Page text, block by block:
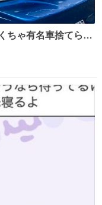
ちゃ有名車捨てられ
何にも残ってない
れ様でした、、 #バ